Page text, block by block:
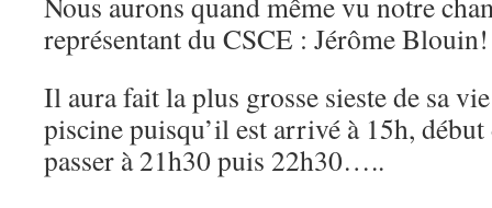
représentant du CSCE : Jérôme Blouin!
Il aura fait la plus grosse sieste de sa
piscine puisqu’il est arrivé à 15h,
passer à 21h30 puis 22h30…..